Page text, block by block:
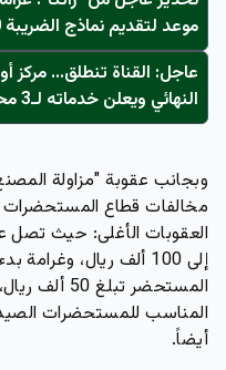
موعد لتقديم نماذج الضريبة 10 يوليو!
عاجل: القناة تنطلق... مركز
النهائي ويعلن خدماته لـ3 محافظات - التفاصيل الكاملة
وبجانب عقوبة "مزاولة
مخالفات قطاع المستحضرات
العقوبات الأغلى: حيث
إلى 100 ألف ريال،
المستحضر
أيضاً.